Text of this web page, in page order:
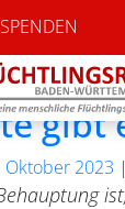
SPENDEN
gibt
Oktober 2023 |